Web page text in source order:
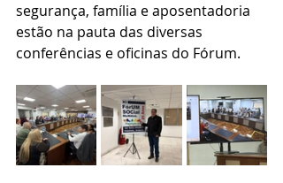
segurança, família e aposentadoria
estão na pauta das diversas
conferências e oficinas do Fórum.